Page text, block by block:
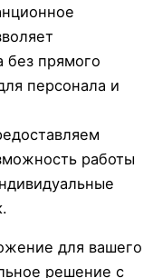
без прямого
персонала и
работы
для вашего
решение с